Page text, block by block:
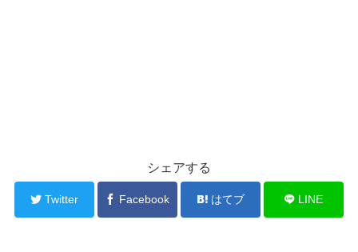
シェアする
Twitter Facebook はてブ LINE